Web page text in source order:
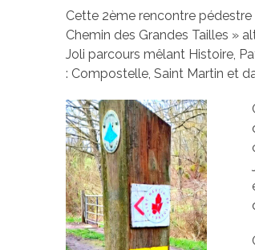
Cette 2ème rencontre pédestre
Chemin des Grandes Tailles »
Joli parcours mêlant Histoire,
: Compostelle, Saint Martin et